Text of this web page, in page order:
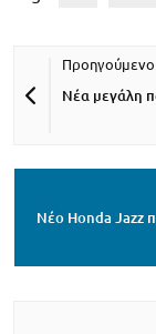
Νέα μεγάλη
Νέο Honda Jazz